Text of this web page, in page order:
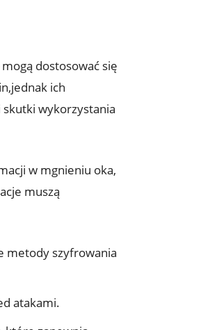
dostosować się
ich
wykorzystania
w mgnieniu oka,
muszą
metody szyfrowania
atakami.